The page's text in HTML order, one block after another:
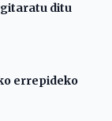
ditu
errepideko